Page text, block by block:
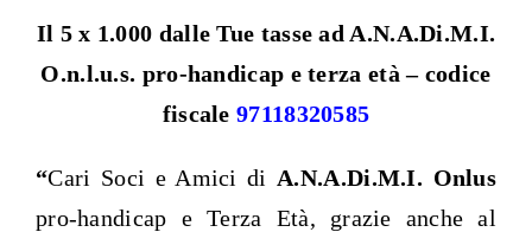
Il 5 x 1.000 dalle Tue tasse ad A.N.A.Di.M.I.
O.n.l.u.s. pro-handicap e terza età – codice
fiscale 97118320585
“Cari Soci e Amici di A.N.A.Di.M.I. Onlus
pro-handicap e Terza Età, grazie anche al